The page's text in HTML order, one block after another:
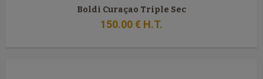
Boldi Curaçao Triple Sec
150.00€ H.T.